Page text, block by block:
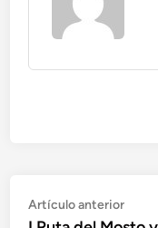
Navegación
Artículo anterior